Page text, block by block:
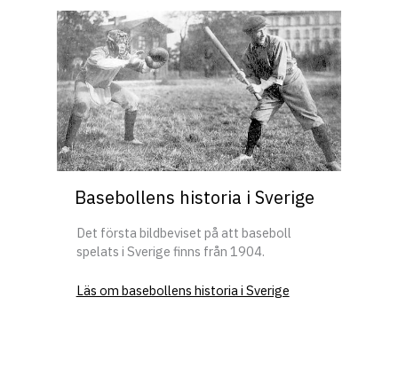
Basebollens historia i Sverige
Det första bildbeviset på att baseboll
spelats i Sverige finns från 1904.
Läs om basebollens historia i Sverige